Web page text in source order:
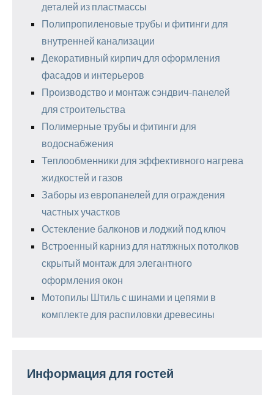
деталей из пластмассы
Полипропиленовые трубы и фитинги для
внутренней канализации
Декоративный кирпич для оформления
фасадов и интерьеров
Производство и монтаж сэндвич-панелей
для строительства
Полимерные трубы и фитинги для
водоснабжения
Теплообменники для эффективного нагрева
жидкостей и газов
Заборы из европанелей для ограждения
частных участков
Остекление балконов и лоджий под ключ
Встроенный карниз для натяжных потолков
скрытый монтаж для элегантного
оформления окон
Мотопилы Штиль с шинами и цепями в
комплекте для распиловки древесины
Информация для гостей